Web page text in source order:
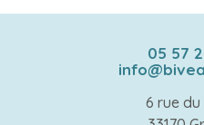
05 57
6 rue du